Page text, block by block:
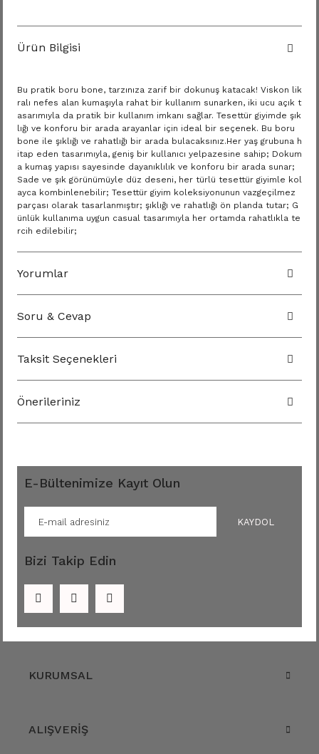
Ürün Bilgisi
Bu pratik boru bone, tarzınıza zarif bir dokunuş katacak! Viskon lik
ralı nefes alan kumaşıyla rahat bir kullanım sunarken, iki ucu açık t
asarımıyla da pratik bir kullanım imkanı sağlar. Tesettür giyimde şık
lığı ve konforu bir arada arayanlar için ideal bir seçenek. Bu boru
bone ile şıklığı ve rahatlığı bir arada bulacaksınız.Her yaş grubuna h
itap eden tasarımıyla, geniş bir kullanıcı yelpazesine sahip; Dokum
a kumaş yapısı sayesinde dayanıklılık ve konforu bir arada sunar;
Sade ve şık görünümüyle düz deseni, her türlü tesettür giyimle kol
ayca kombinlenebilir; Tesettür giyim koleksiyonunun vazgeçilmez
parçası olarak tasarlanmıştır; şıklığı ve rahatlığı ön planda tutar; G
ünlük kullanıma uygun casual tasarımıyla her ortamda rahatlıkla te
rcih edilebilir;
Yorumlar
Soru & Cevap
Taksit Seçenekleri
Önerileriniz
E-Bültenimize Kayıt Olun
KAYDOL
Bizi Takip Edin
KURUMSAL
ALIŞVERİŞ